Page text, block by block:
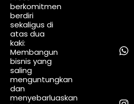
berkomitmen
berdiri
sekaligus di
atas dua
kaki:
Membangun
bisnis yang
saling
menguntungkan
dan
menyebarluaskan